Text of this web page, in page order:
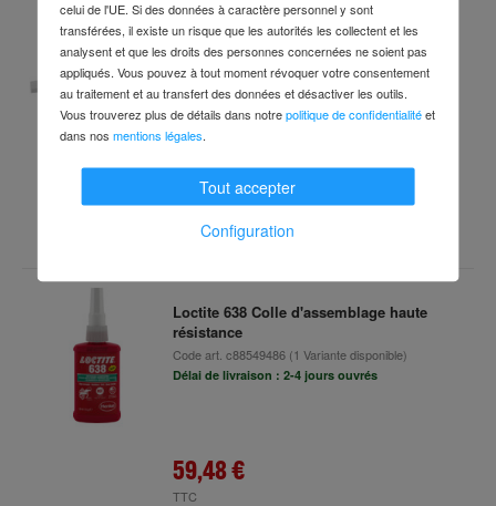
Loctite 245 Agent de verrouillage à vis 50
ml
Code art.c88287338(1 Variante disponible)
Délai de livraison : 2-4 jours ouvrés
53,48 €
Loctite 638 Colle d'assemblage haute
résistance
Code art. c88549486(1 Variante disponible)
Délai de livraison : 2-4 jours ouvrés
59,48 €
TTC
celui de l'UE. Si des données à caractère personnel y sont
transférées, il existe un risque que les autorités les collectent et les
analysent et que les droits des personnes concernées ne soient pas
appliqués. Vous pouvez à tout moment révoquer votre consentement
au traitement et au transfert des données et désactiver les outils.
Vous trouverez plus de détails dans notrepolitique de confidentialitéet
dans nos mentions légales
Tout accepter
Configuration